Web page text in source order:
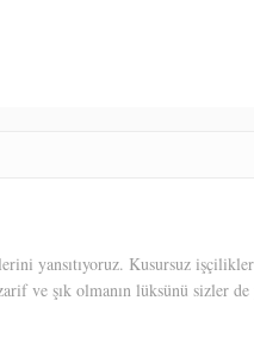
yansıtıyoruz. Kusursuz
ve şık olmanın lüksünü sizler